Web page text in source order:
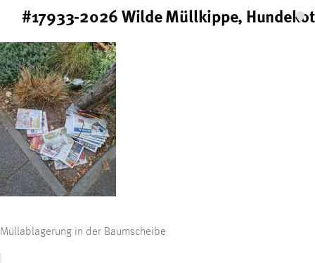
#17933-2026 Wilde Müllkippe, Hundekot
Müllablagerung in der Baumscheibe